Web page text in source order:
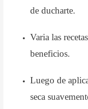
de ducharte.
Varia las
beneficios.
Luego de
seca